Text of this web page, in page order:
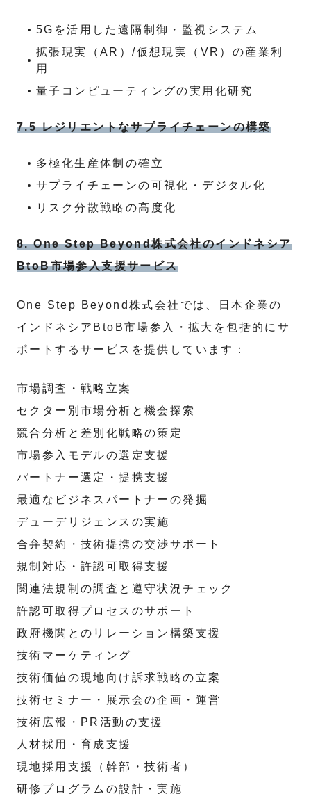
5Gを活用した遠隔制御・監視システム
拡張現実（AR）/仮想現実（VR）の産業利
用
量子コンピューティングの実用化研究
7.5 レジリエントなサプライチェーンの構築
多極化生産体制の確立
サプライチェーンの可視化・デジタル化
リスク分散戦略の高度化
8. One Step Beyond株式会社のインドネシア
BtoB市場参入支援サービス
One Step Beyond株式会社では、日本企業の
インドネシアBtoB市場参入・拡大を包括的にサ
ポートするサービスを提供しています：
市場調査・戦略立案
セクター別市場分析と機会探索
競合分析と差別化戦略の策定
市場参入モデルの選定支援
パートナー選定・提携支援
最適なビジネスパートナーの発掘
デューデリジェンスの実施
合弁契約・技術提携の交渉サポート
規制対応・許認可取得支援
関連法規制の調査と遵守状況チェック
許認可取得プロセスのサポート
政府機関とのリレーション構築支援
技術マーケティング
技術価値の現地向け訴求戦略の立案
技術セミナー・展示会の企画・運営
技術広報・PR活動の支援
人材採用・育成支援
現地採用支援（幹部・技術者）
研修プログラムの設計・実施